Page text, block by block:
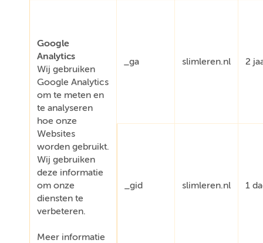
Google
Analytics
Wij gebruiken
Google Analytics
om te meten en
te analyseren
hoe onze
Websites
worden gebruikt.
Wij gebruiken
deze informatie
om onze
diensten te
verbeteren.
Meer informatie
_ga slimleren.nl 2
_gid slimleren.nl 1